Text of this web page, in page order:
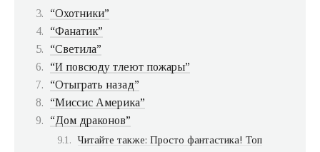
“Охотники”
“Фанатик”
“Светила”
“И повсюду тлеют пожары”
“Отыграть назад”
“Миссис Америка”
“Дом драконов”
Читайте также: Просто фантастика! Топ